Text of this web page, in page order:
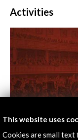
Activities
This website uses
Cookies are small text